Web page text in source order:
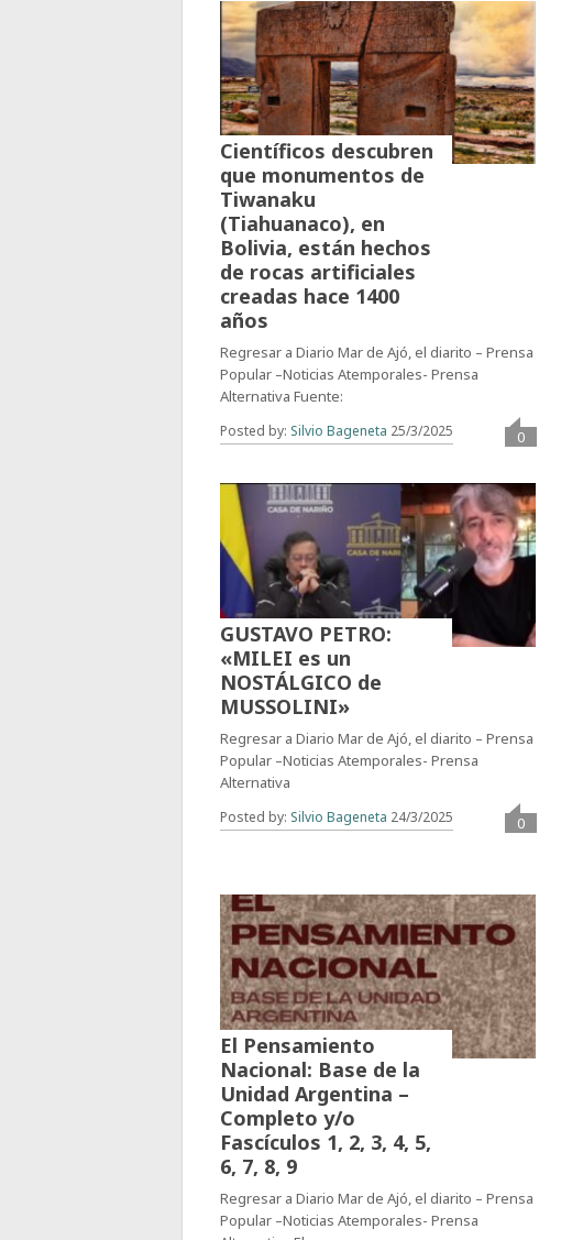
Científicos descubren
que monumentos de
Tiwanaku
(Tiahuanaco), en
Bolivia, están hechos
de rocas artificiales
creadas hace 1400
años
Regresar a Diario Mar de Ajó, el diarito – Prensa
Popular –Noticias Atemporales- Prensa
Alternativa Fuente:
Posted by: Silvio Bageneta 25/3/2025 0
GUSTAVO PETRO:
«MILEI es un
NOSTÁLGICO de
MUSSOLINI»
Regresar a Diario Mar de Ajó, el diarito – Prensa
Popular –Noticias Atemporales- Prensa
Alternativa
Posted by: Silvio Bageneta 24/3/2025 0
El Pensamiento
Nacional: Base de la
Unidad Argentina –
Completo y/o
Fascículos 1, 2, 3, 4, 5,
6, 7, 8, 9
Regresar a Diario Mar de Ajó, el diarito – Prensa
Popular –Noticias Atemporales- Prensa